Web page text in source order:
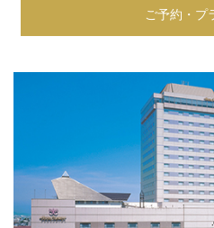
ご予約・プ